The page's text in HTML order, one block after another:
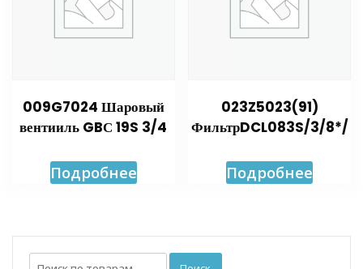
009G7024 Шаровый
вентииль GBС 19S 3/4
Подробнее
023Z5023(91)
ФильтрDCL083S/3/8*/
Подробнее
Искать: